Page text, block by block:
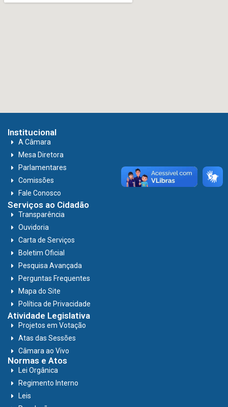
Institucional
A Câmara
Mesa Diretora
Parlamentares
Comissões
Fale Conosco
Serviços ao Cidadão
Transparência
Ouvidoria
Carta de Serviços
Boletim Oficial
Pesquisa Avançada
Perguntas Frequentes
Mapa do Site
Política de Privacidade
Atividade Legislativa
Projetos em Votação
Atas das Sessões
Câmara ao Vivo
Normas e Atos
Lei Orgânica
Regimento Interno
Leis